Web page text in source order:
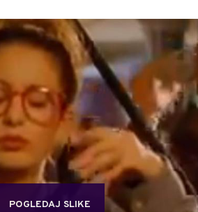
POGLEDAJ SLIKE